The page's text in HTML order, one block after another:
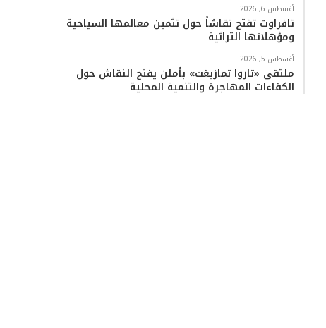
أغسطس 6, 2026
تافراوت تفتح نقاشاً حول تثمين معالمها السياحية
ومؤهلاتها التراثية
أغسطس 5, 2026
ملتقى «تاروا تمازيغت» بأملن يفتح النقاش حول
الكفاءات المهاجرة والتنمية المحلية